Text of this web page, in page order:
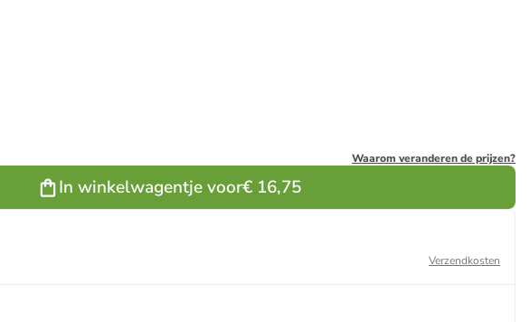
Waarom veranderen de prijzen?
In winkelwagentje voor€ 16,75
Verzendkosten